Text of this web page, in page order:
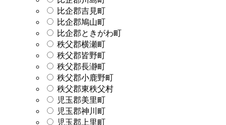
比企郡吉見町
比企郡鳩山町
比企郡ときがわ町
秩父郡横瀬町
秩父郡皆野町
秩父郡長瀞町
秩父郡小鹿野町
秩父郡東秩父村
児玉郡美里町
児玉郡神川町
児玉郡上里町